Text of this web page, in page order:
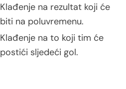
Klađenje na rezultat koji će
biti na poluvremenu.
Klađenje na to koji tim će
postići sljedeći gol.